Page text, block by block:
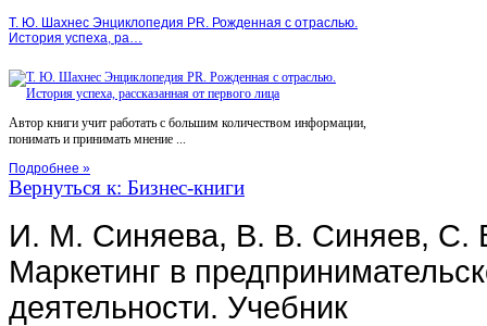
Т. Ю. Шахнес Энциклопедия PR. Рожденная с отраслью.
История успеха, ра…
Автор книги учит работать с большим количеством информации,
понимать и принимать мнение ...
Подробнее »
Вернуться к: Бизнес-книги
И. М. Синяева, В. В. Синяев, С.
Маркетинг в
деятельности. Учебник